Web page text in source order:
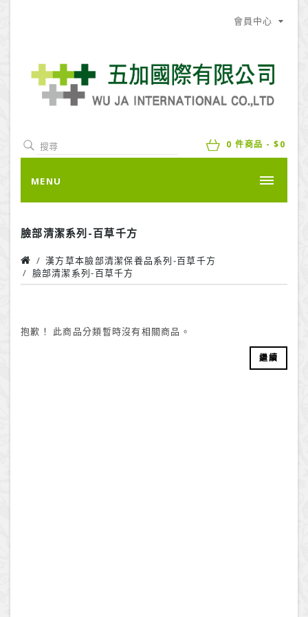
會員中心
0 件商品 - $0
MENU
臉部清潔系列-百草千方
漢方草本臉部清潔保養品系列-百草千方
臉部清潔系列-百草千方
抱歉！ 此商品分類暫時沒有相關商品。
繼續